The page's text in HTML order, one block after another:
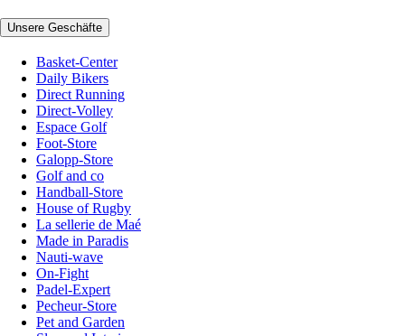
Unsere Geschäfte
Basket-Center
Daily Bikers
Direct Running
Direct-Volley
Espace Golf
Foot-Store
Galopp-Store
Golf and co
Handball-Store
House of Rugby
La sellerie de Maé
Made in Paradis
Nauti-wave
On-Fight
Padel-Expert
Pecheur-Store
Pet and Garden